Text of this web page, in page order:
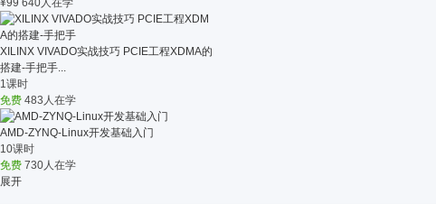
¥99 640人在学
XILINX VIVADO实战技巧 PCIE工程XDMA的
搭建-手把手...
1课时
免费 483人在学
AMD-ZYNQ-Linux开发基础入门
10课时
免费 730人在学
展开